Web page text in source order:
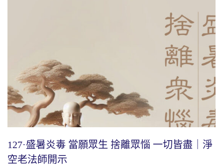
127·盛暑炎毒 當願眾生 捨離眾惱 一切皆盡｜淨
空老法師開示